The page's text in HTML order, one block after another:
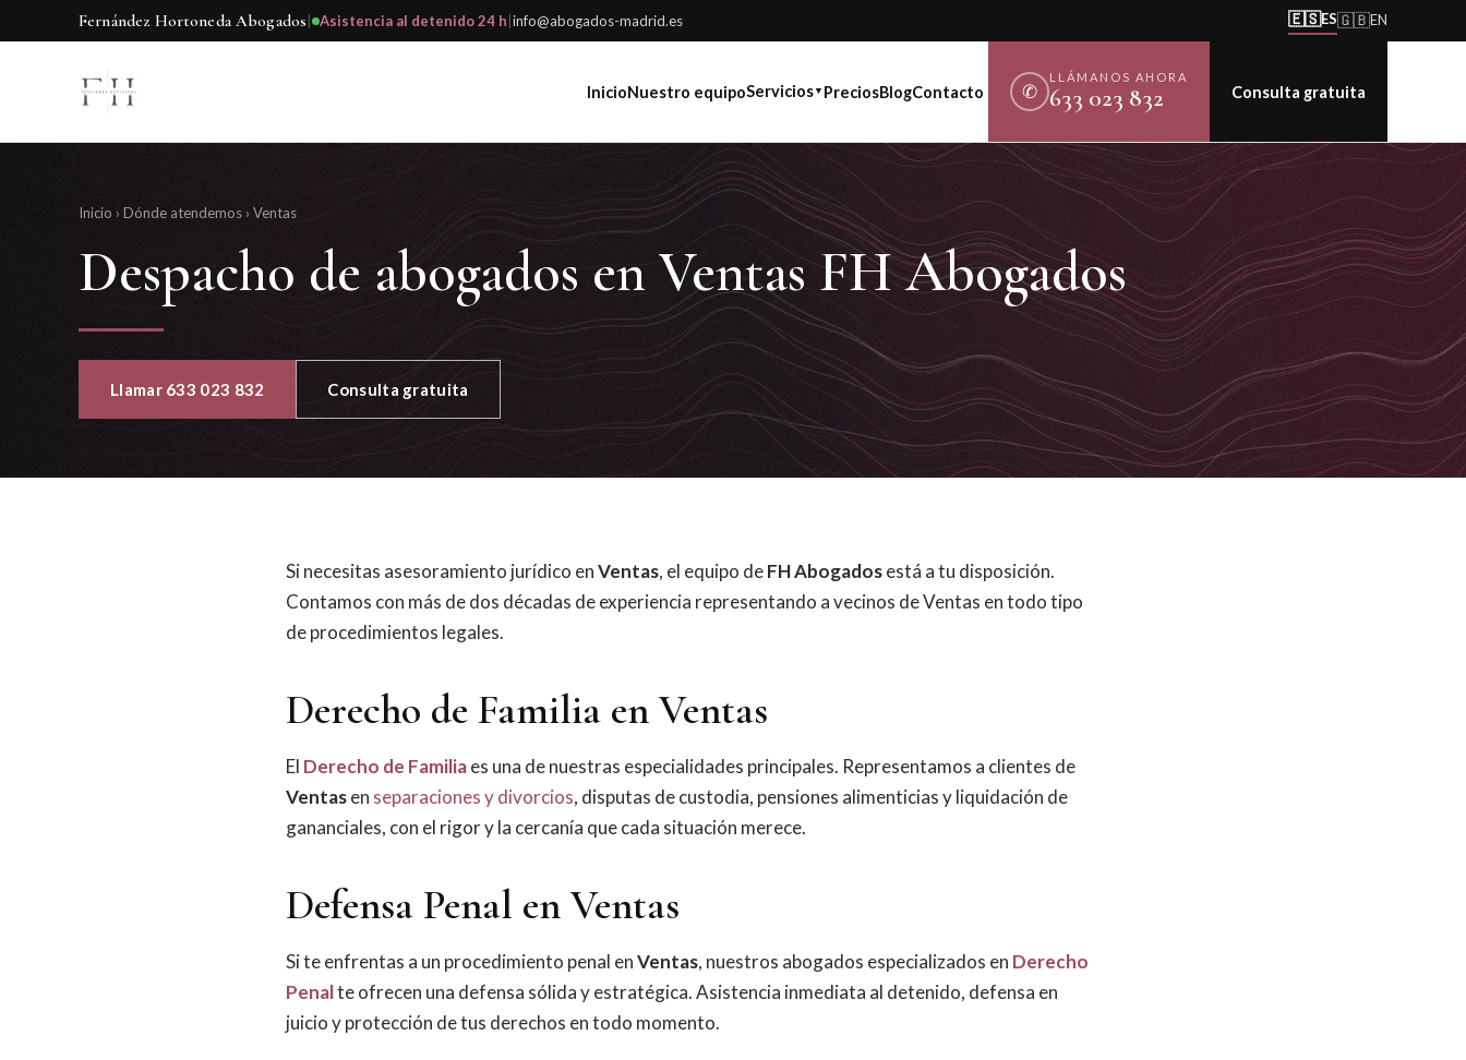
Fernández Hortoneda Abogados| Asistencia al detenido 24 h|info@abogados-madrid.es 🇪🇸ES🇬🇧EN
InicioNuestro equipoServicios▼ PreciosBlogContacto ✆
LLÁMANOS AHORA
633 023 832 Consulta gratuita
Inicio › Dónde atendemos › Ventas
Despacho de abogados en Ventas FH Abogados
Llamar 633 023 832 Consulta gratuita
Si necesitas asesoramiento jurídico enVentas, el equipo deFH Abogadosestá a tu disposición.
Contamos con más de dos décadas de experiencia representando a vecinos de Ventas en todo tipo
de procedimientos legales.
Derecho de Familia en Ventas
El Derecho de Familiaes una de nuestras especialidades principales. Representamos a clientes de
Ventasen separaciones y divorcios, disputas de custodia, pensiones alimenticias y liquidación de
gananciales, con el rigor y la cercanía que cada situación merece.
Defensa Penal en Ventas
Si te enfrentas a un procedimiento penal enVentas, nuestros abogados especializados en Derecho
Penalte ofrecen una defensa sólida y estratégica. Asistencia inmediata al detenido, defensa en
juicio y protección de tus derechos en todo momento.